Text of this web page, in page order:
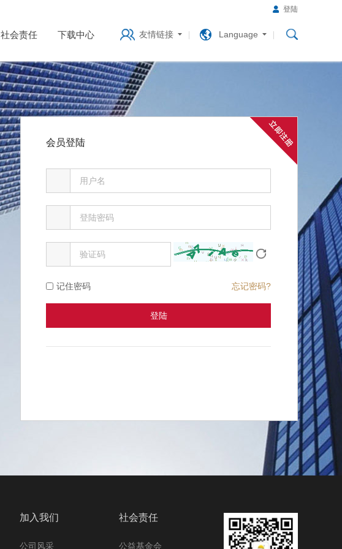
社会责任 下载中心
登陆
友情链接 Language
会员登陆
记住密码 忘记密码?
加入我们
公司风采
社会责任
公益基金会